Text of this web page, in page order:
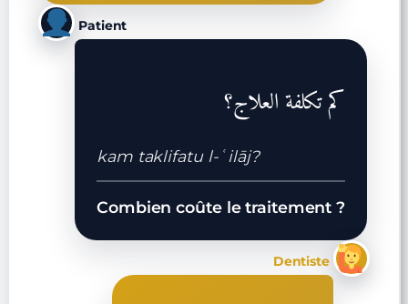
Patient
كم تكلفة العلاج؟
kam taklifatu l-ʿilāj?
Combien coûte le traitement ?
Dentiste